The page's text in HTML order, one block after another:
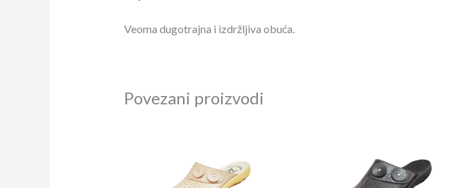
Veoma dugotrajna i izdržljiva obuća.
Povezani proizvodi